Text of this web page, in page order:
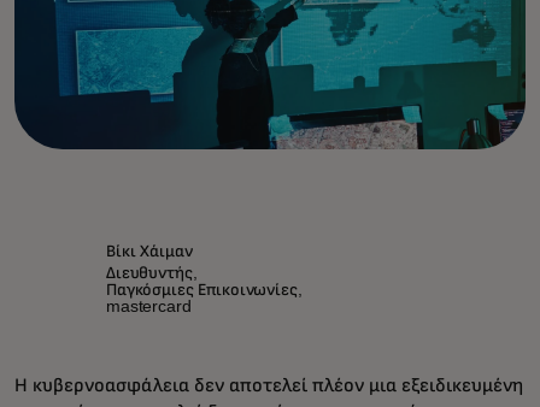
Βίκι Χάιμαν
Διευθυντής,
Παγκόσμιες Επικοινωνίες,
mastercard
Η κυβερνοασφάλεια δεν αποτελεί πλέον μια εξειδικευμένη